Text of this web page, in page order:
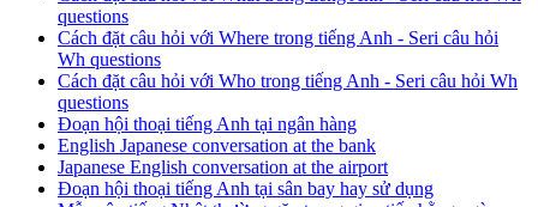
questions
Cách đặt câu hỏi với Where trong tiếng Anh - Seri câu hỏi
Wh questions
Cách đặt câu hỏi với Who trong tiếng Anh - Seri câu hỏi Wh
questions
Đoạn hội thoại tiếng Anh tại ngân hàng
English Japanese conversation at the bank
Japanese English conversation at the airport
Đoạn hội thoại tiếng Anh tại sân bay hay sử dụng